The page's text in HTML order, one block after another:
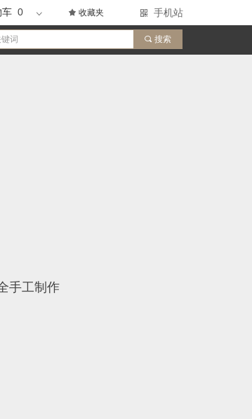
끠 搜索
车 0 ꀁ 끄 收藏夹 낃 手机站
工制作